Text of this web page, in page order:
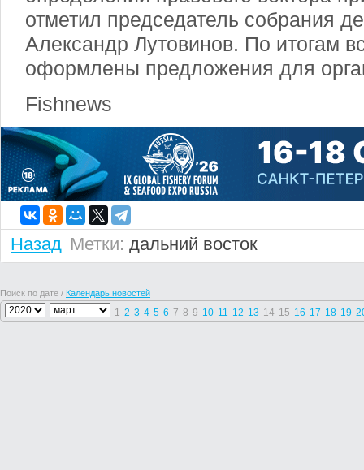
отметил председатель собрания
Александр Лутовинов. По итогам
оформлены предложения для
Fishnews
Назад Метки: дальний восток
Поиск по дате / Календарь новостей
1 2 3 4 5 6 7 8 9 10 11 12 13 14 15 16 17 18 19